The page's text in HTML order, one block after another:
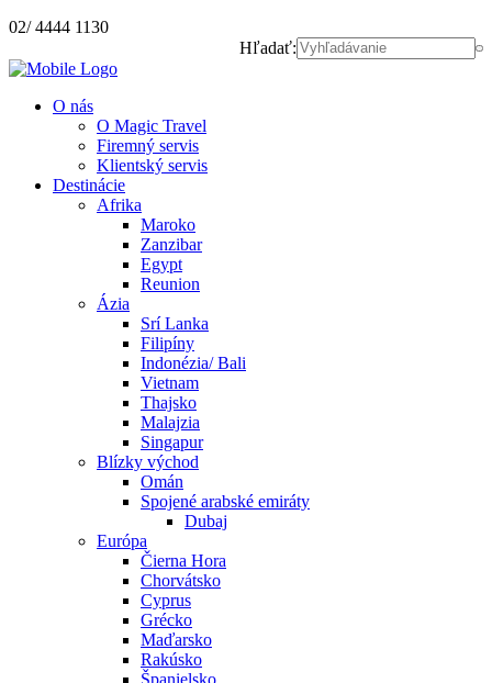
02/ 4444 1130
Hľadať:
O nás
O Magic Travel
Firemný servis
Klientský servis
Destinácie
Afrika
Maroko
Zanzibar
Egypt
Reunion
Ázia
Srí Lanka
Filipíny
Indonézia/ Bali
Vietnam
Thajsko
Malajzia
Singapur
Blízky východ
Omán
Spojené arabské emiráty
Dubaj
Európa
Čierna Hora
Chorvátsko
Cyprus
Grécko
Maďarsko
Rakúsko